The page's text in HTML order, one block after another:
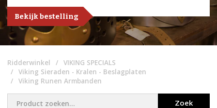
Bekijk bestelling
Ridderwinkel
VIKING SPECIALS
Viking Sieraden - Kralen - Beslagplaten
Viking Runen Armbanden
Zoek